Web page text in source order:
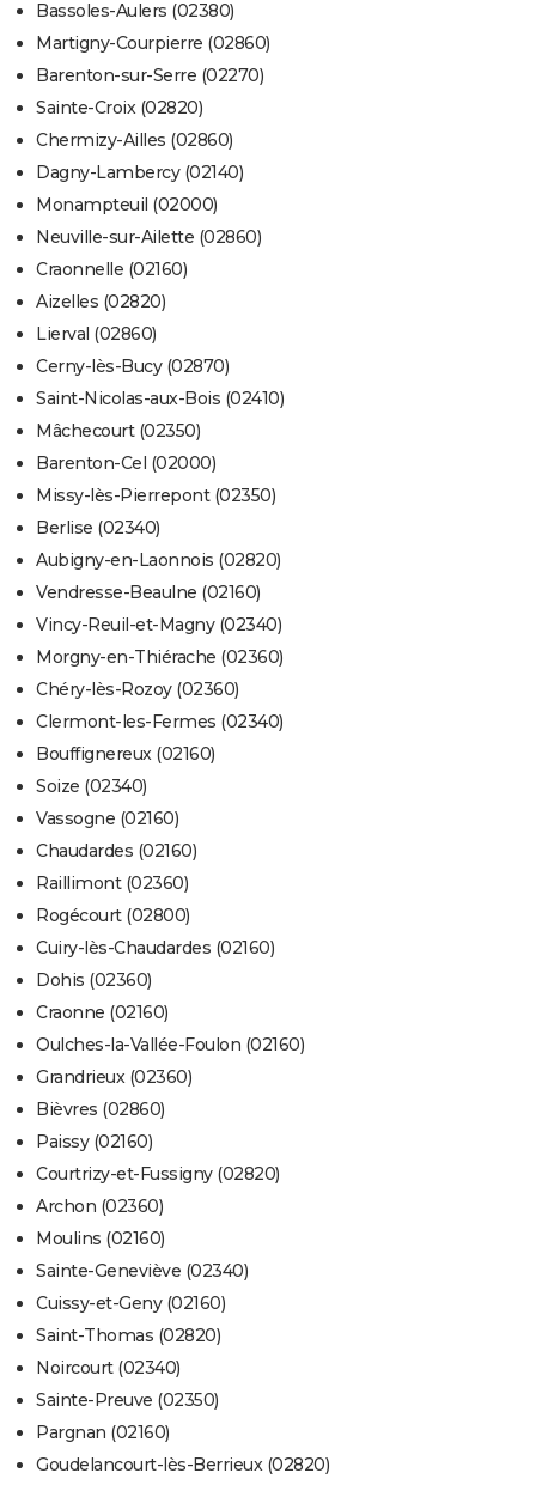
Bassoles-Aulers (02380)
Martigny-Courpierre (02860)
Barenton-sur-Serre (02270)
Sainte-Croix (02820)
Chermizy-Ailles (02860)
Dagny-Lambercy (02140)
Monampteuil (02000)
Neuville-sur-Ailette (02860)
Craonnelle (02160)
Aizelles (02820)
Lierval (02860)
Cerny-lès-Bucy (02870)
Saint-Nicolas-aux-Bois (02410)
Mâchecourt (02350)
Barenton-Cel (02000)
Missy-lès-Pierrepont (02350)
Berlise (02340)
Aubigny-en-Laonnois (02820)
Vendresse-Beaulne (02160)
Vincy-Reuil-et-Magny (02340)
Morgny-en-Thiérache (02360)
Chéry-lès-Rozoy (02360)
Clermont-les-Fermes (02340)
Bouffignereux (02160)
Soize (02340)
Vassogne (02160)
Chaudardes (02160)
Raillimont (02360)
Rogécourt (02800)
Cuiry-lès-Chaudardes (02160)
Dohis (02360)
Craonne (02160)
Oulches-la-Vallée-Foulon (02160)
Grandrieux (02360)
Bièvres (02860)
Paissy (02160)
Courtrizy-et-Fussigny (02820)
Archon (02360)
Moulins (02160)
Sainte-Geneviève (02340)
Cuissy-et-Geny (02160)
Saint-Thomas (02820)
Noircourt (02340)
Sainte-Preuve (02350)
Pargnan (02160)
Goudelancourt-lès-Berrieux (02820)